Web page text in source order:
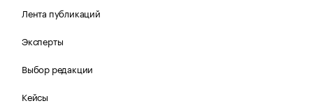
Лента публикаций
Эксперты
Выбор редакции
Кейсы